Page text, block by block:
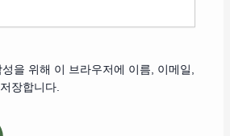
을 위해 이 브라우저에 이름, 이메일,
장합니다.